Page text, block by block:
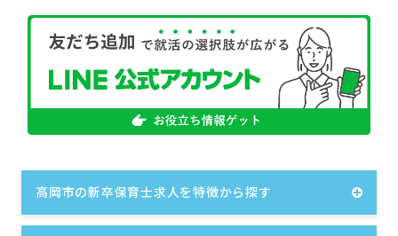
高岡市の新卒保育士求人を特徴から探す